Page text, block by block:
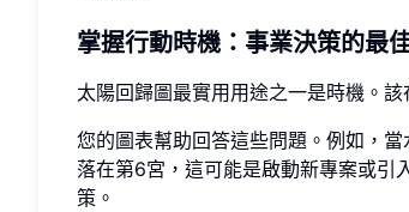
掌握行動時機：事業決策的最
太陽回歸圖最實用用途之一是時機。
您的圖表幫助回答這些問題。例如，
落在第6宮，這可能是啟動新專案或引
策。